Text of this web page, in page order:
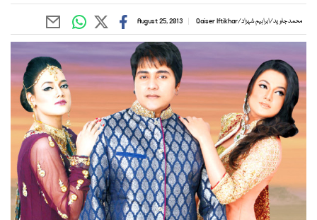
محمد جاوید/ابراہیم شہزاد/
Qaiser Iftikhar
August 25, 2013